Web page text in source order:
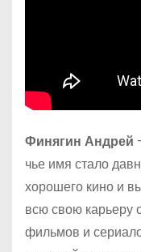
Финягин Андрей
чье имя стало
хорошего кино и
всю свою карьеру
фильмов и